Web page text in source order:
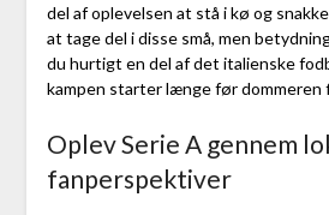
del af oplevelsen at stå i kø og
at tage del i disse små, men
du hurtigt en del af det italienske
kampen starter længe før dommeren
Oplev Serie A gennem
fanperspektiver